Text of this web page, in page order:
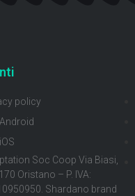
policy
Soc Coop Via Biasi,
Oristano – P. IVA:
Shardano brand